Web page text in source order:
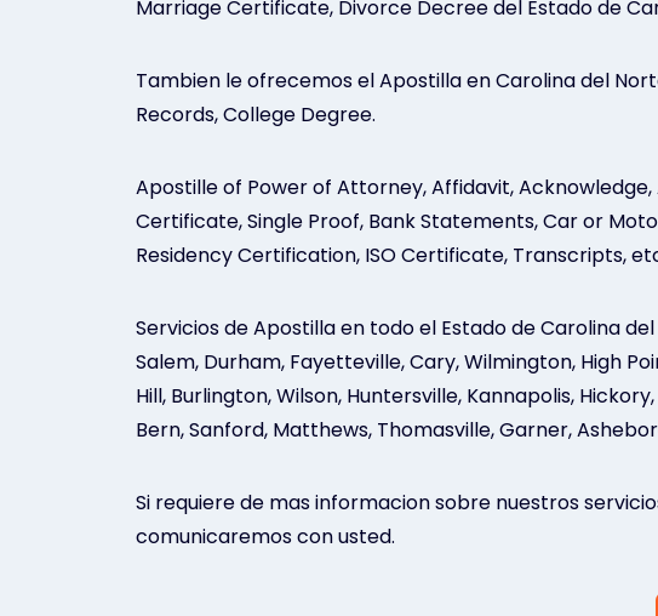
Marriage Certificate, Divorce Decree del Estado de
Tambien le ofrecemos el Apostilla en Carolina del
Records, College Degree.
Apostille of Power of Attorney, Affidavit,
Certificate, Single Proof, Bank Statements, Car or
Residency Certification, ISO Certificate, Transcripts,
Servicios de Apostilla en todo el Estado de Carolina
Salem, Durham, Fayetteville, Cary, Wilmington, High
Hill, Burlington, Wilson, Huntersville, Kannapolis,
Bern, Sanford, Matthews, Thomasville, Garner,
Si requiere de mas informacion sobre nuestros
comunicaremos con usted.